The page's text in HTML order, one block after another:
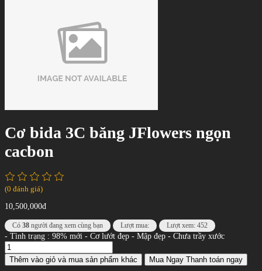
Cơ bida 3C băng JFlowers ngọn
cacbon
(0 đánh giá)
10,500,000đ
Có 38 người đang xem cùng bạn Lượt mua: Lượt xem: 452
- Tình trạng : 98% mới - Cơ lướt đẹp - Mập đẹp - Chưa trầy xước
Thêm vào giỏ và mua sản phẩm khác Mua Ngay Thanh toán ngay